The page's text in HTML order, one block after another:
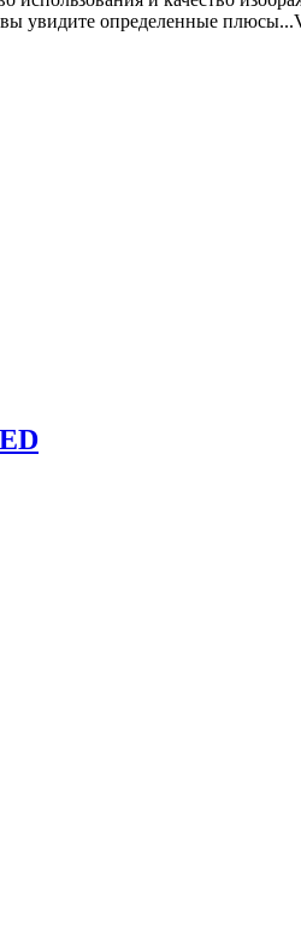
увидите определенные плюсы...